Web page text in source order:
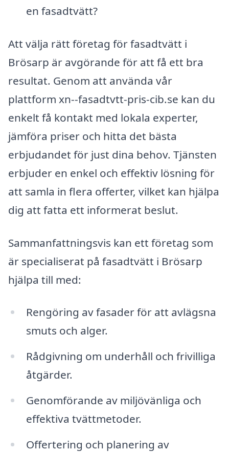
en fasadtvätt?
Att välja rätt företag för fasadtvätt i
Brösarp är avgörande för att få ett bra
resultat. Genom att använda vår
plattform xn--fasadtvtt-pris-cib.se kan du
enkelt få kontakt med lokala experter,
jämföra priser och hitta det bästa
erbjudandet för just dina behov. Tjänsten
erbjuder en enkel och effektiv lösning för
att samla in flera offerter, vilket kan hjälpa
dig att fatta ett informerat beslut.
Sammanfattningsvis kan ett företag som
är specialiserat på fasadtvätt i Brösarp
hjälpa till med:
Rengöring av fasader för att avlägsna
smuts och alger.
Rådgivning om underhåll och frivilliga
åtgärder.
Genomförande av miljövänliga och
effektiva tvättmetoder.
Offertering och planering av